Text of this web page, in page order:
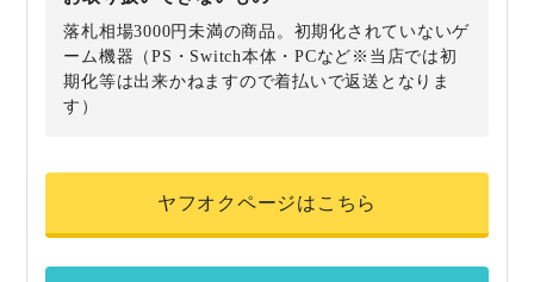
落札相場3000円未満の商品。初期化されていないゲ
ーム機器（PS・Switch本体・PCなど※当店では初
期化等は出来かねますので着払いで返送となりま
す）
ヤフオクページはこちら